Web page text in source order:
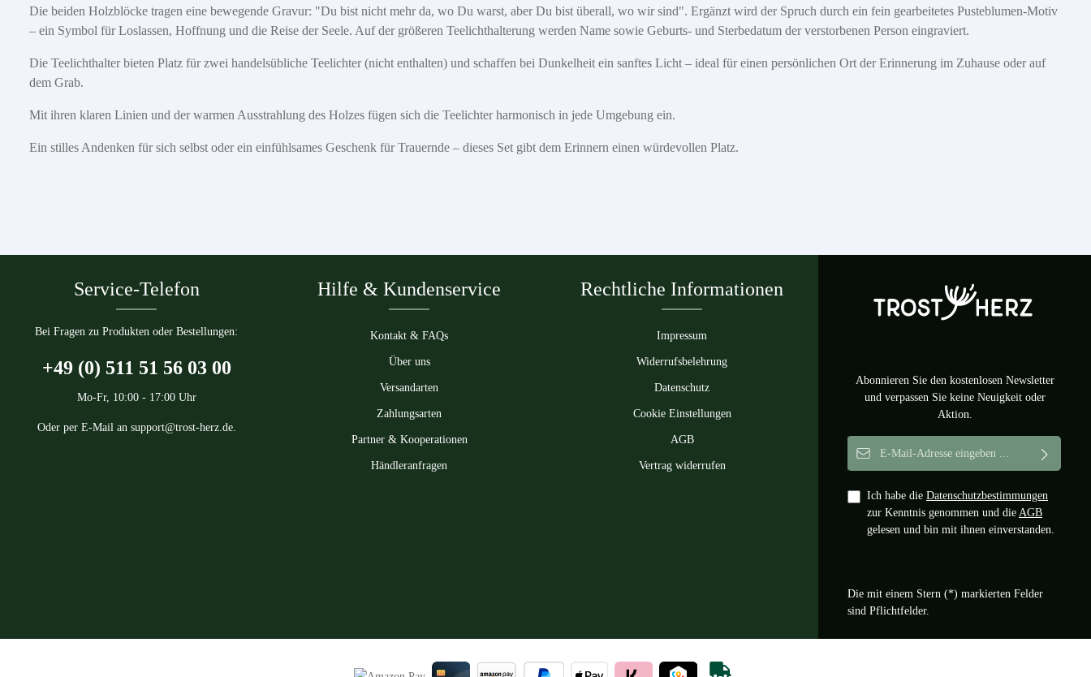
Die beiden Holzblöcke tragen eine bewegende Gravur: "Du bist nicht mehr da, wo Du warst, aber Du bist überall, wo wir sind". Ergänzt wird der Spruch durch ein fein gearbeitetes Pusteblumen-Motiv
– ein Symbol für Loslassen, Hoffnung und die Reise der Seele. Auf der größeren Teelichthalterung werden Name sowie Geburts- und Sterbedatum der verstorbenen Person eingraviert.
Die Teelichthalter bieten Platz für zwei handelsübliche Teelichter (nicht enthalten) und schaffen bei Dunkelheit ein sanftes Licht – ideal für einen persönlichen Ort der Erinnerung im Zuhause oder auf
dem Grab.
Mit ihren klaren Linien und der warmen Ausstrahlung des Holzes fügen sich die Teelichter harmonisch in jede Umgebung ein.
Ein stilles Andenken für sich selbst oder ein einfühlsames Geschenk für Trauernde – dieses Set gibt dem Erinnern einen würdevollen Platz.
Service-Telefon
Bei Fragen zu Produkten oder Bestellungen:
+49 (0) 511 51 56 03 00
Mo-Fr, 10:00 - 17:00 Uhr
Oder per E-Mail an support@trost-herz.de.
Hilfe & Kundenservice
Kontakt & FAQs
Über uns
Versandarten
Zahlungsarten
Partner & Kooperationen
Händleranfragen
Rechtliche Informationen
Impressum
Widerrufsbelehrung
Datenschutz
Cookie Einstellungen
AGB
Vertrag widerrufen
Abonnieren Sie den kostenlosen Newsletter
und verpassen Sie keine Neuigkeit oder
Aktion.
Ich habe die Datenschutzbestimmungen
zur Kenntnis genommen und die AGB
gelesen und bin mit ihnen einverstanden.
Die mit einem Stern (*) markierten Felder
sind Pflichtfelder.